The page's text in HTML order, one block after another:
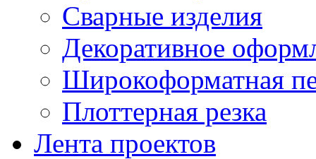
Сварные изделия
Декоративное
Широкоформатная
Плоттерная резка
Лента проектов